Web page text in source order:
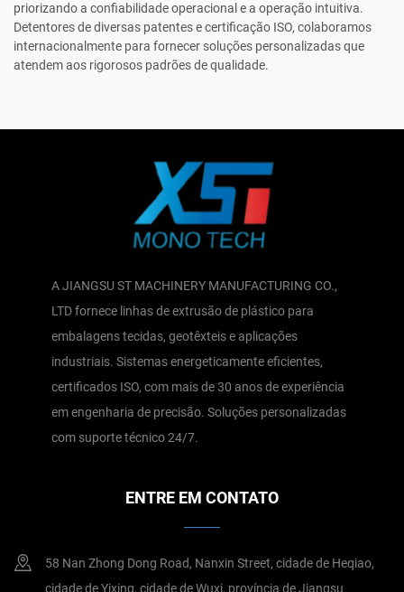
priorizando a confiabilidade operacional e a operação intuitiva.
Detentores de diversas patentes e certificação ISO, colaboramos
internacionalmente para fornecer soluções personalizadas que
atendem aos rigorosos padrões de qualidade.
A JIANGSU ST MACHINERY MANUFACTURING CO.,
LTD fornece linhas de extrusão de plástico para
embalagens tecidas, geotêxteis e aplicações
industriais. Sistemas energeticamente eficientes,
certificados ISO, com mais de 30 anos de experiência
em engenharia de precisão. Soluções personalizadas
com suporte técnico 24/7.
ENTRE EM CONTATO
58 Nan Zhong Dong Road, Nanxin Street, cidade de Heqiao,
cidade de Yixing, cidade de Wuxi, província de Jiangsu